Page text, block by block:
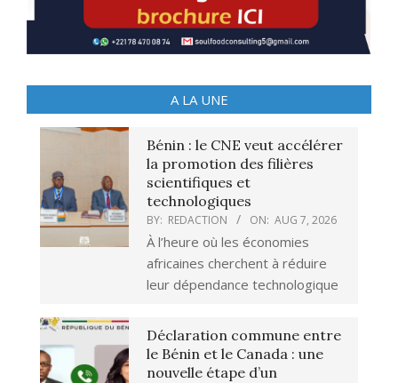
A LA UNE
Bénin : le CNE veut accélérer
la promotion des filières
scientifiques et
technologiques
BY: REDACTION ON: AUG 7, 2026
À l’heure où les économies
africaines cherchent à réduire
leur dépendance technologique
Déclaration commune entre
le Bénin et le Canada : une
nouvelle étape d’un